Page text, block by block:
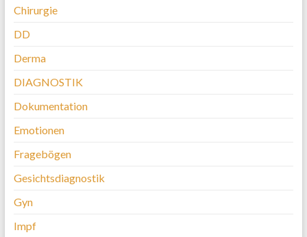
Chirurgie
DD
Derma
DIAGNOSTIK
Dokumentation
Emotionen
Fragebögen
Gesichtsdiagnostik
Gyn
Impf